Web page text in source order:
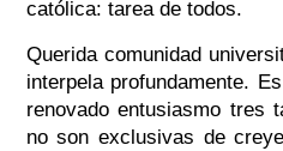
católica: tarea de todos.
Querida comunidad
interpela profundamente.
renovado entusiasmo tres
no son exclusivas de